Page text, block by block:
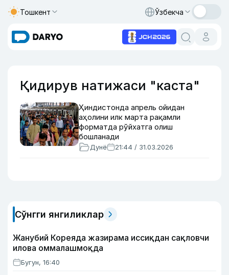
Тошкент Ўзбекча
Қидирув натижаси "каста"
Ҳиндистонда апрель ойидан
аҳолини илк марта рақамли
форматда рўйхатга олиш
бошланади
Дунё 21:44 / 31.03.2026
Сўнгги янгиликлар
Жанубий Кореяда жазирама иссиқдан сақловчи
илова оммалашмоқда
Бугун, 16:40